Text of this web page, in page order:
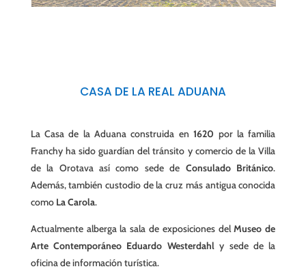
CASA DE LA REAL ADUANA
La Casa de la Aduana construida en1620 por la familia
Franchy ha sido guardían del tránsito y comercio de la Villa
de la Orotava así como sede de Consulado Británico.
Además, también custodio de la cruz más antigua conocida
como La Carola.
Actualmente alberga la sala de exposiciones delMuseo de
Arte Contemporáneo Eduardo Westerdahly sede de la
oficina de información turística.